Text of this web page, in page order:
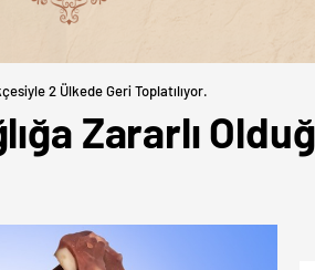
2 Ülkede Geri Toplatılıyor.
Zararlı